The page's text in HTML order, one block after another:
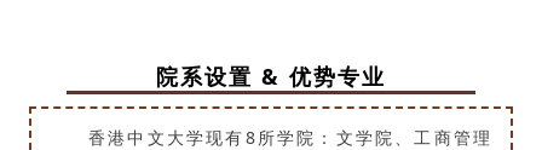
院系设置 & 优势专业
香港中文大学现有8所学院：文学院、工商管理